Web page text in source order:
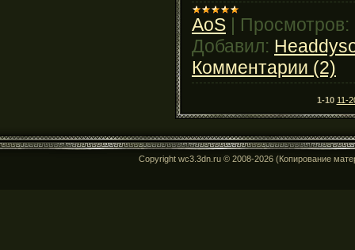
AoS | Просмотров:
Добавил:
Комментарии (2)
1-10 11-
Copyright wc3.3dn.ru © 2008-2026 (Копирование